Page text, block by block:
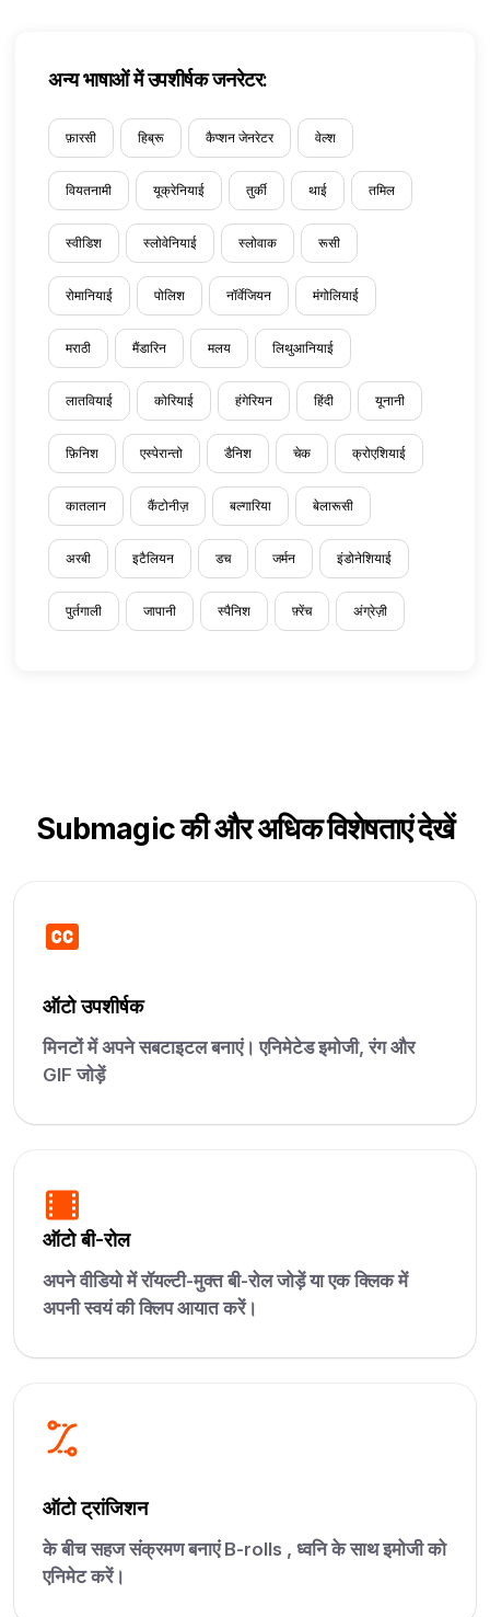
अन्य भाषाओं में उपशीर्षक जनरेटर:
फ़ारसी हिब्रू कैप्शन जेनरेटर वेल्श
वियतनामी यूक्रेनियाई तुर्की थाई तमिल
स्वीडिश स्लोवेनियाई स्लोवाक रूसी
रोमानियाई पोलिश नॉर्वेजियन मंगोलियाई
मराठी मैंडारिन मलय लिथुआनियाई
लातवियाई कोरियाई हंगेरियन हिंदी यूनानी
फ़िनिश एस्पेरान्तो डैनिश चेक क्रोएशियाई
कातलान कैंटोनीज़ बल्गारिया बेलारूसी
अरबी इटैलियन डच जर्मन इंडोनेशियाई
पुर्तगाली जापानी स्पैनिश फ़्रेंच अंग्रेज़ी
Submagic की और अधिक विशेषताएं देखें
ऑटो उपशीर्षक
मिनटों में अपने सबटाइटल बनाएं। एनिमेटेड इमोजी, रंग और
GIF जोड़ें
ऑटो बी-रोल
अपने वीडियो में रॉयल्टी-मुक्त बी-रोल जोड़ें या एक क्लिक में
अपनी स्वयं की क्लिप आयात करें।
ऑटो ट्रांजिशन
के बीच सहज संक्रमण बनाएं B-rolls , ध्वनि के साथ इमोजी को
एनिमेट करें।